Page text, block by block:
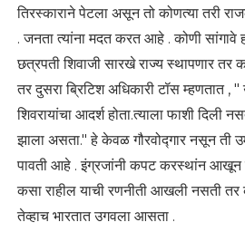
तिरस्काराने पेटला असून तो कोणत्या तरी
. जनता त्यांना मदत करत आहे . कोणी सांगावे
छत्रपती शिवाजी सारखे राज्य स्थापणार तर
तर दुसरा ब्रिटिश अधिकारी टॉस म्हणतात ,
शिवरायांचा आदर्श होता.त्याला फाशी दिली
झाला असता." हे केवळ गौरवोद्गार नसून ती
पावती आहे . इंग्रजांनी कपट करस्थांन आखून
कसा राहील याची रणनीती आखली नसती तर
तेव्हाच भारतात उगवला आसता .